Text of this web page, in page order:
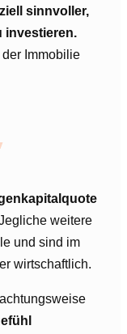
sinnvoller,
investieren.
Immobilie
weitere
und sind im
wirtschaftlich.